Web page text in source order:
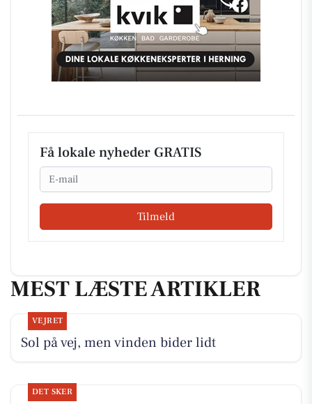
Få lokale nyheder GRATIS
Email
Tilmeld
MEST LÆSTE ARTIKLER
VEJRET
Sol på vej, men vinden bider lidt
DET SKER